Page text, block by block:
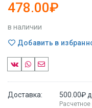
478.00₽
в наличии
Добавить в
Доставка: 500.00₽